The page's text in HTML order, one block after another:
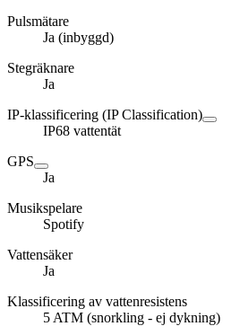
Pulsmätare
Ja (inbyggd)
Stegräknare
Ja
IP-klassificering (IP Classification)
IP68 vattentät
GPS
Ja
Musikspelare
Spotify
Vattensäker
Ja
Klassificering av vattenresistens
5 ATM (snorkling - ej dykning)